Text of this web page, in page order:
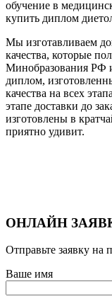
обучение в
купить диплом
Мы изготавливаем
качества, которые
Минобразования РФ
диплом,
качества на всех
этапе доставки до
изготовлены в
приятно удивит.
ОНЛАЙН
Отправьте заявку на
Ваше имя